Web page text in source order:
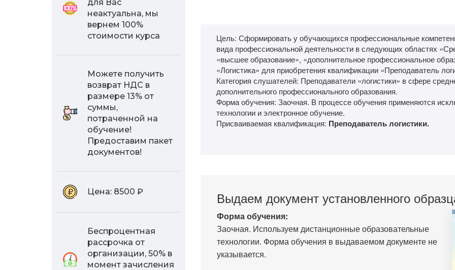
для Вас
неактуальна, мы
вернем 100%
стоимости курса
Можете получить
возврат НДС в
размере 13% от
суммы,
потраченной на
обучение!
Предоставим пакет
документов!
Цена: 8500 ₽
Беспроцентная
рассрочка от
организации, 50% в
момент зачисления
Цель: Сформировать у обучающихся профессиональные
вида профессиональной деятельности в следующих областях
«высшее образование», «дополнительное профессиональное
«Логистика» для приобретения квалификации «Преподаватель
Категория слушателей: Преподаватели «логистики» в сфере
дополнительного профессионального образования.
Форма обучения: Заочная. В процессе обучения применяются
технологии и электронное обучение.
Присваиваемая квалификация: Преподаватель логистики.
Выдаем документ установленного
Форма обучения:
Заочная. Используем дистанционные образовательные
технологии. Форма обучения в выдаваемом документе не
указывается.